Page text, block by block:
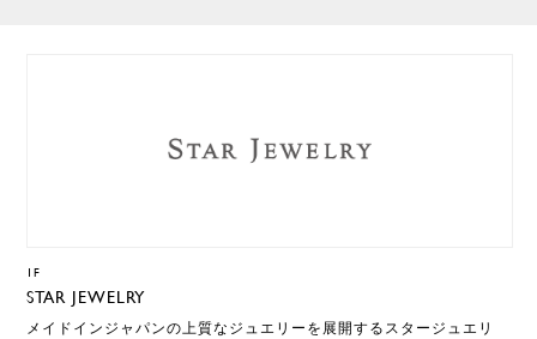
1F
STAR JEWELRY
メイドインジャパンの上質なジュエリーを展開するスタージュエリ